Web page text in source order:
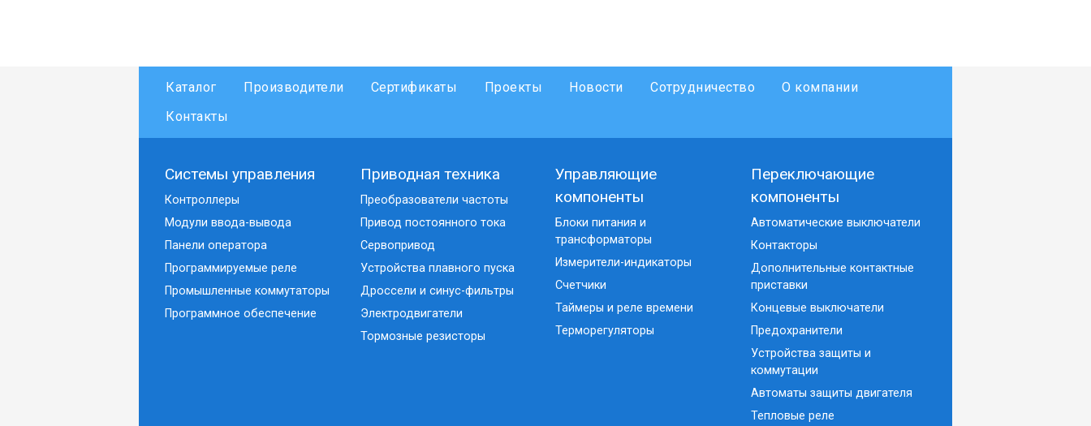
Каталог Производители Сертификаты Проекты Новости Сотрудничество
О компании
Контакты
Системы управления
Контроллеры
Модули ввода-вывода
Панели оператора
Программируемые реле
Промышленные коммутаторы
Программное обеспечение
Приводная техника
Преобразователи частоты
Привод постоянного тока
Сервопривод
Устройства плавного пуска
Дроссели и синус-фильтры
Электродвигатели
Тормозные резисторы
Управляющие
компоненты
Блоки питания и
трансформаторы
Измерители-индикаторы
Счетчики
Таймеры и реле времени
Терморегуляторы
Переключающие
компоненты
Автоматические выключатели
Контакторы
Дополнительные контактные
приставки
Концевые выключатели
Предохранители
Устройства защиты и
коммутации
Автоматы защиты двигателя
Тепловые реле